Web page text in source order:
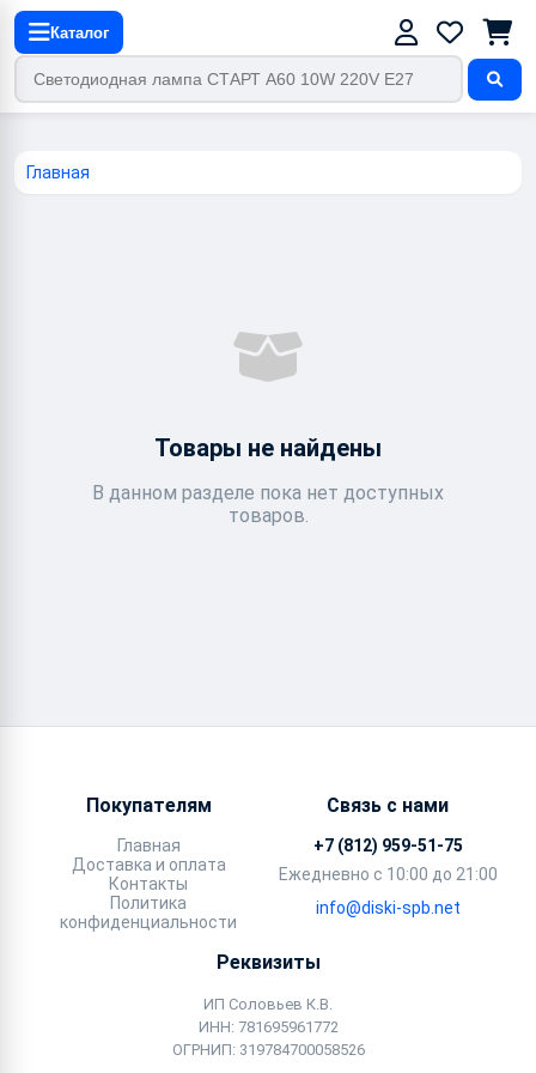
Каталог
Главная
Товары не найдены
В данном разделе пока нет доступных
товаров.
Покупателям
Главная
Доставка и оплата
Контакты
Политика
конфиденциальности
Связь с нами
+7 (812) 959-51-75
Ежедневно с 10:00 до 21:00
info@diski-spb.net
Реквизиты
ИП Соловьев К.В.
ИНН: 781695961772
ОГРНИП: 319784700058526